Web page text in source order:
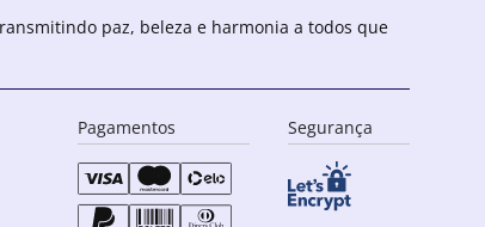
paz, beleza e harmonia a todos que
Pagamentos Segurança